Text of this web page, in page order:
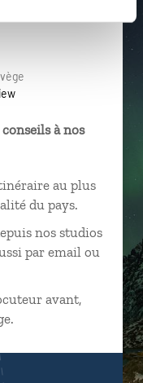
à nos
au plus
du pays.
nos studios
par email ou
avant,